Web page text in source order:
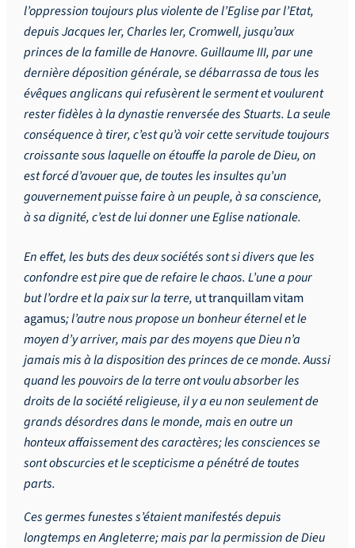
l’oppression toujours plus violente de l’Eglise par l’Etat,
depuis Jacques Ier, Charles Ier, Cromwell, jusqu’aux
princes de la famille de Hanovre. Guillaume III, par une
dernière déposition générale, se débarrassa de tous les
évêques anglicans qui refusèrent le serment et voulurent
rester fidèles à la dynastie renversée des Stuarts. La seule
conséquence à tirer, c’est qu’à voir cette servitude toujours
croissante sous laquelle on étouffe la parole de Dieu, on
est forcé d’avouer que, de toutes les insultes qu’un
gouvernement puisse faire à un peuple, à sa conscience,
à sa dignité, c’est de lui donner une Eglise nationale.
En effet, les buts des deux sociétés sont si divers que les
confondre est pire que de refaire le chaos. L’une a pour
but l’ordre et la paix sur la terre, ut tranquillam vitam
agamus; l’autre nous propose un bonheur éternel et le
moyen d’y arriver, mais par des moyens que Dieu n’a
jamais mis à la disposition des princes de ce monde. Aussi
quand les pouvoirs de la terre ont voulu absorber les
droits de la société religieuse, il y a eu non seulement de
grands désordres dans le monde, mais en outre un
honteux affaissement des caractères; les consciences se
sont obscurcies et le scepticisme a pénétré de toutes
parts.
Ces germes funestes s’étaient manifestés depuis
longtemps en Angleterre; mais par la permission de Dieu